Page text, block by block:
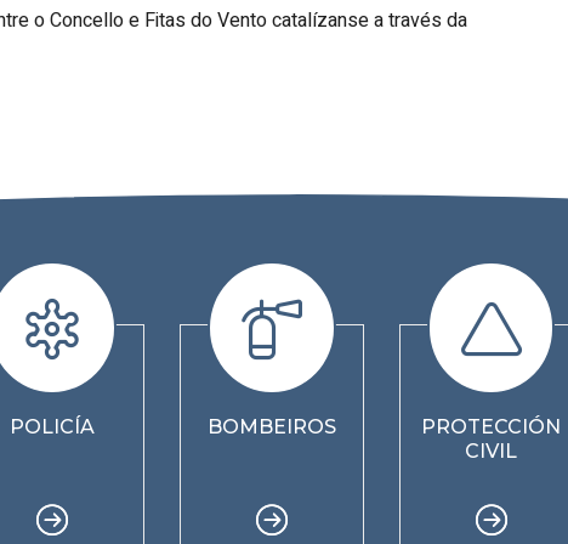
o Concello e Fitas do Vento catalízanse a través da
POLICÍA BOMBEIROS
PROTECCIÓN
CIVIL